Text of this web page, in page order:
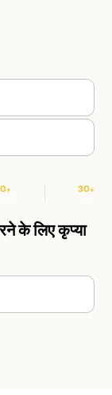
30+
के लिए कृप्या